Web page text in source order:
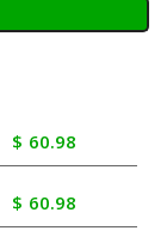
$ 60.98
$ 60.98